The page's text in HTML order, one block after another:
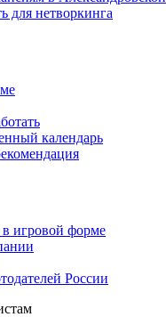
для нетворкинга
календарь
игровой форме
России